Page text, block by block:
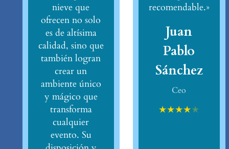
nieve que
ofrecen no solo
es de altísima
calidad, sino que
también logran
crear un
ambiente único
y mágico que
transforma
cualquier
evento. Su
recomendable.»
Juan
Pablo
Sánchez
Ceo
★★★★★